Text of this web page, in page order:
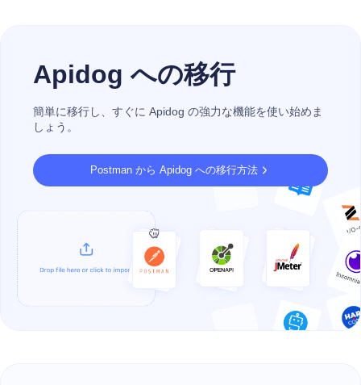
Apidog への移行
簡単に移行し、すぐに Apidog の強力な機能を使い始めま
しょう。
Postman から Apidog への移行方法